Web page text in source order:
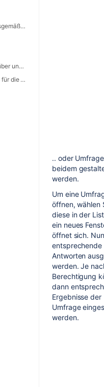
Fehlerhafte/nicht ordnungsgemäße Alarmierung
Anbindungen und Lösungen über unsere Web-Schnittstelle (REST-API)
Use Cases - Tipps und Tricks für die Anwendung von DIVERA 24/7
.. oder
beidem
werden.
Um eine
öffnen, wählen
diese in der
ein neues
öffnet sich.
entsprechende
Antworten
werden. Je
Berechtigung
dann
Ergebnisse der
Umfrage
werden.